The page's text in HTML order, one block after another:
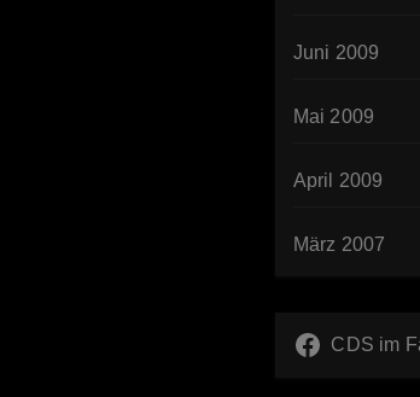
Juni 2009
Mai 2009
April 2009
März 2007
CDS im